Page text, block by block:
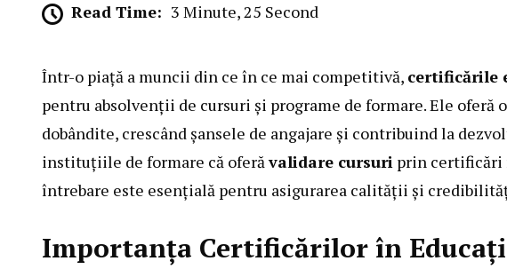
Read Time: 3 Minute, 25 Second
Într-o piață a muncii din ce în ce mai competitivă, certificările
pentru absolvenții de cursuri și programe de formare. Ele
dobândite, crescând șansele de angajare și contribuind la
instituțiile de formare că oferăvalidare cursuri prin certificări
întrebare este esențială pentru asigurarea calității și
Importanța Certificărilor în